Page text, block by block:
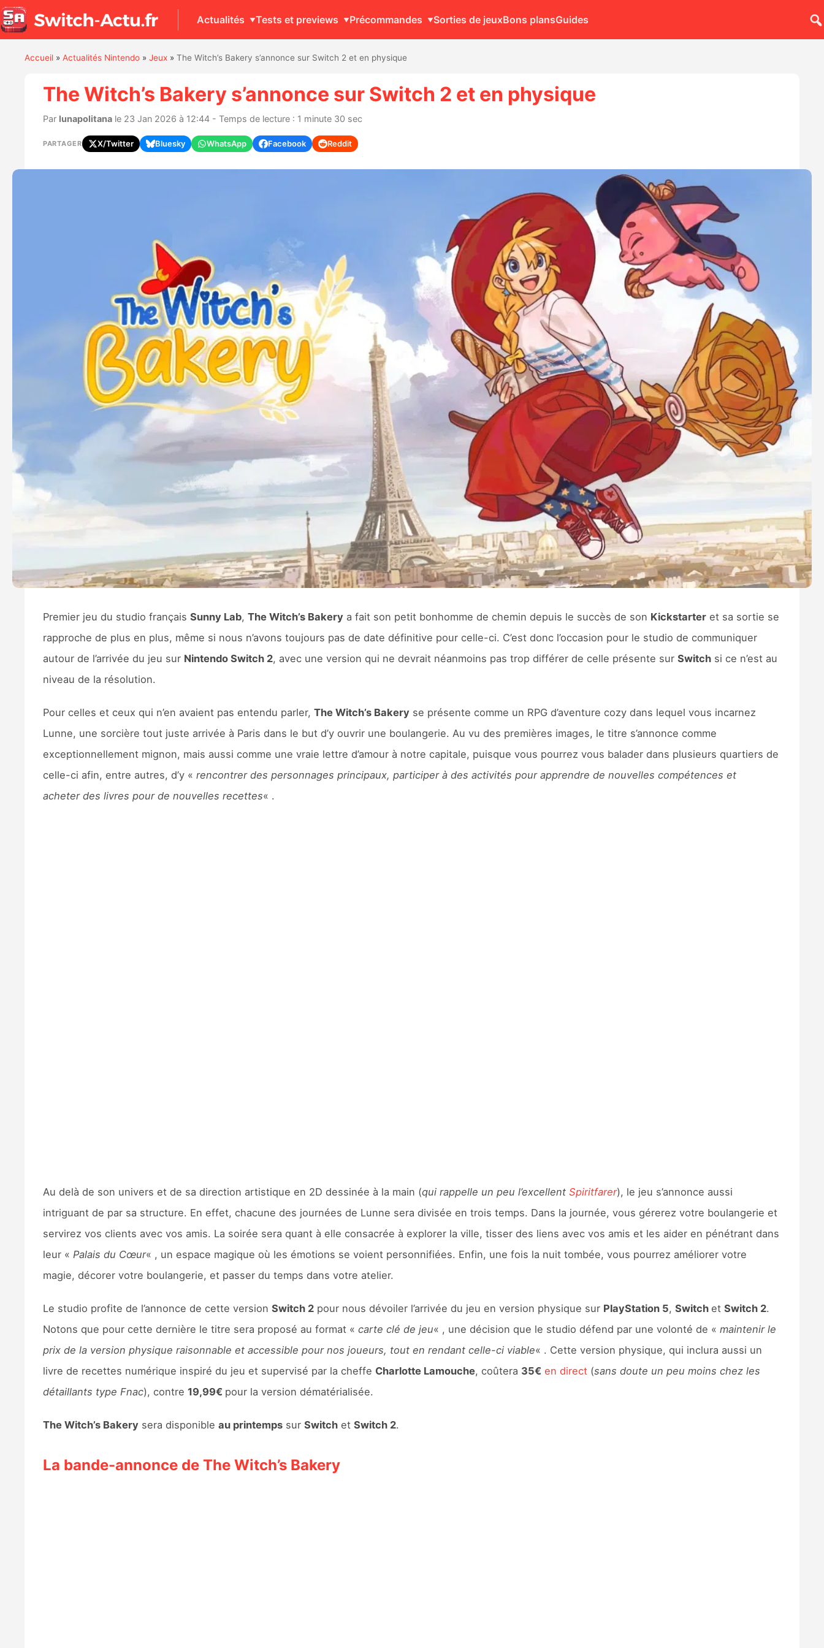
Actualités Tests et previews Précommandes Sorties de jeuxBons plansGuides
Accueil» Actualités Nintendo» Jeux» The Witch’s Bakery s’annonce sur Switch 2 et en physique
The Witch’s Bakery s’annonce sur Switch 2 et en physique
Par lunapolitanale 23 Jan 2026 à 12:44 - Temps de lecture : 1 minute 30 sec
PARTAGER X/Twitter Bluesky WhatsApp Facebook Reddit
Premier jeu du studio français Sunny Lab, The Witch’s Bakerya fait son petit bonhomme de chemin depuis le succès de son Kickstarteret sa sortie se
rapproche de plus en plus, même si nous n’avons toujours pas de date définitive pour celle-ci. C’est donc l’occasion pour le studio de communiquer
autour de l’arrivée du jeu sur Nintendo Switch 2, avec une version qui ne devrait néanmoins pas trop différer de celle présente sur Switchsi ce n’est au
niveau de la résolution.
Pour celles et ceux qui n’en avaient pas entendu parler, The Witch’s Bakeryse présente comme un RPG d’aventure cozy dans lequel vous incarnez
Lunne, une sorcière tout juste arrivée à Paris dans le but d’y ouvrir une boulangerie. Au vu des premières images, le titre s’annonce comme
exceptionnellement mignon, mais aussi comme une vraie lettre d’amour à notre capitale, puisque vous pourrez vous balader dans plusieurs quartiers de
celle-ci afin, entre autres, d’y « rencontrer des personnages principaux, participer à des activités pour apprendre de nouvelles compétences et
acheter des livres pour de nouvelles recettes« .
Au delà de son univers et de sa direction artistique en 2D dessinée à la main (qui rappelle un peu l’excellent Spiritfarer), le jeu s’annonce aussi
intriguant de par sa structure. En effet, chacune des journées de Lunne sera divisée en trois temps. Dans la journée, vous gérerez votre boulangerie et
servirez vos clients avec vos amis. La soirée sera quant à elle consacrée à explorer la ville, tisser des liens avec vos amis et les aider en pénétrant dans
leur « Palais du Cœur« , un espace magique où les émotions se voient personnifiées. Enfin, une fois la nuit tombée, vous pourrez améliorer votre
magie, décorer votre boulangerie, et passer du temps dans votre atelier.
Le studio profite de l’annonce de cette version Switch 2pour nous dévoiler l’arrivée du jeu en version physique sur PlayStation 5, Switch et Switch 2.
Notons que pour cette dernière le titre sera proposé au format « carte clé de jeu« , une décision que le studio défend par une volonté de « maintenir le
prix de la version physique raisonnable et accessible pour nos joueurs, tout en rendant celle-ci viable« . Cette version physique, qui inclura aussi un
livre de recettes numérique inspiré du jeu et supervisé par la cheffe Charlotte Lamouche, coûtera 35€ en direct(sans doute un peu moins chez les
détaillants type Fnac), contre 19,99€ pour la version dématérialisée.
The Witch’s Bakerysera disponible au printempssur Switchet Switch 2.
La bande-annonce de The Witch’s Bakery